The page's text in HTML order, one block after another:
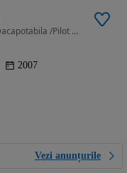
1910 cm3 • 150 CP • Posibilitate finantare /Dacapotabila /Pilot Aut. /Clima /PieleTextil
2007
Vezi anunțurile